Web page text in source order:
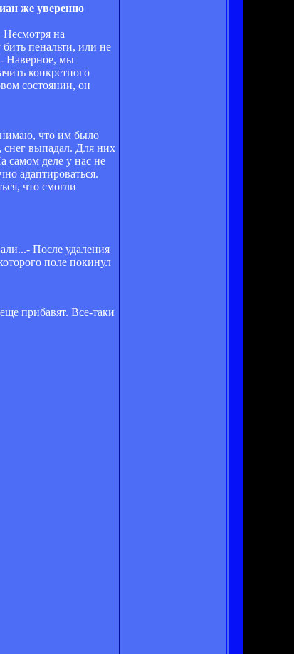
же уверенно
Несмотря на
пенальти, или не
Наверное, мы
конкретного
состоянии, он
что им было
выпадал. Для них
самом деле у нас не
адаптироваться.
что смогли
После удаления
поле покинул
прибавят. Все-таки